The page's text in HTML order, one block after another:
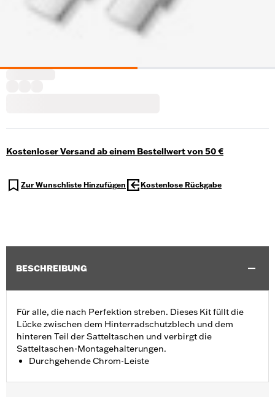
Kostenloser Versand ab einem Bestellwert von 50 €
Zur Wunschliste Hinzufügen Kostenlose Rückgabe
BESCHREIBUNG
Für alle, die nach Perfektion streben. Dieses Kit füllt die
Lücke zwischen dem Hinterradschutzblech und dem
hinteren Teil der Satteltaschen und verbirgt die
Satteltaschen-Montagehalterungen.
Durchgehende Chrom-Leiste